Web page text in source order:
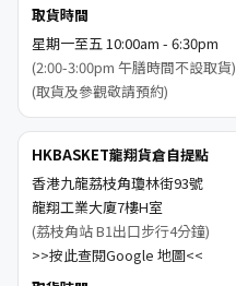
取貨時間
星期一至五 10:00am - 6:30pm
(2:00-3:00pm 午膳時間不設取貨)
(取貨及參觀敬請預約)
HKBASKET龍翔貨倉自提點
香港九龍荔枝角瓊林街93號
龍翔工業大廈7樓H室
(荔枝角站 B1出口步行4分鐘)
>>按此查閱Google 地圖<<